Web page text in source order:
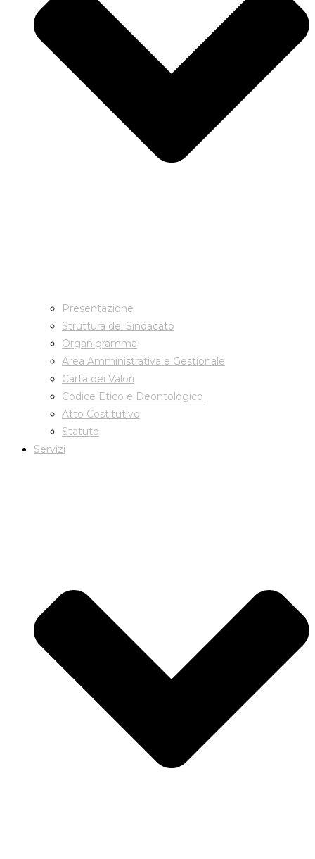
Presentazione
Struttura del Sindacato
Organigramma
Area Amministrativa e Gestionale
Carta dei Valori
Codice Etico e Deontologico
Atto Costitutivo
Statuto
Servizi